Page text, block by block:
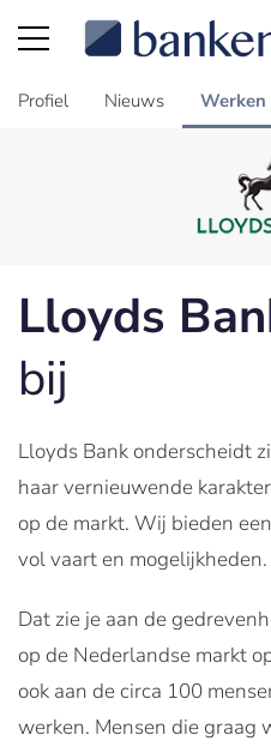
Profiel Nieuws Werken
Lloyds
bij
Lloyds Bank onderscheidt
haar vernieuwende
op de markt. Wij bieden
vol vaart en mogelijkheden.
Dat zie je aan de
op de Nederlandse markt
ook aan de circa 100
werken. Mensen die graag